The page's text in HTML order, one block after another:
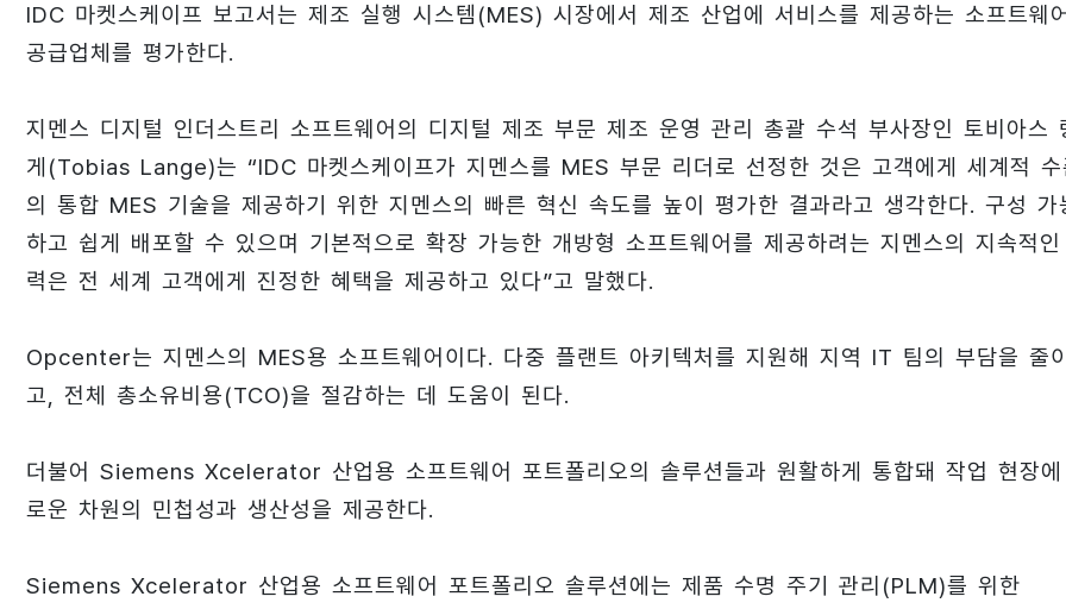
IDC 마켓스케이프 보고서는 제조 실행 시스템(MES) 시장에서 제조 산업에 서비스를 제공하는 소프트웨
공급업체를 평가한다.
지멘스 디지털 인더스트리 소프트웨어의 디지털 제조 부문 제조 운영 관리 총괄 수석 부사장인 토비아스
게(Tobias Lange)는 “IDC 마켓스케이프가 지멘스를 MES 부문 리더로 선정한 것은 고객에게 세계적 수
의 통합 MES 기술을 제공하기 위한 지멘스의 빠른 혁신 속도를 높이 평가한 결과라고 생각한다. 구성 가
하고 쉽게 배포할 수 있으며 기본적으로 확장 가능한 개방형 소프트웨어를 제공하려는 지멘스의 지속적
력은 전 세계 고객에게 진정한 혜택을 제공하고 있다”고 말했다.
Opcenter는 지멘스의 MES용 소프트웨어이다. 다중 플랜트 아키텍처를 지원해 지역 IT 팀의 부담을 줄
고, 전체 총소유비용(TCO)을 절감하는 데 도움이 된다.
더불어 Siemens Xcelerator 산업용 소프트웨어 포트폴리오의 솔루션들과 원활하게 통합돼 작업 현장
로운 차원의 민첩성과 생산성을 제공한다.
Siemens Xcelerator 산업용 소프트웨어 포트폴리오 솔루션에는 제품 수명 주기 관리(PLM)를 위한